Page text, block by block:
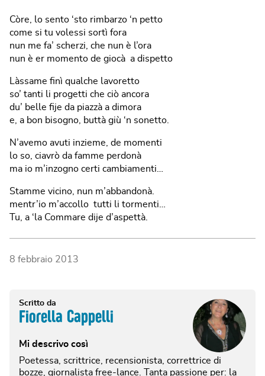
Còre, lo sento ‘sto rimbarzo ‘n petto
come si tu volessi sortì fora
nun me fa’ scherzi, che nun è l’ora
nun è er momento de giocà a dispetto
Làssame finì qualche lavoretto
so’ tanti li progetti che ciò ancora
du’ belle fije da piazzà a dimora
e, a bon bisogno, buttà giù ‘n sonetto.
N’avemo avuti inzieme, de momenti
lo so, ciavrò da famme perdonà
ma io m’inzogno certi cambiamenti…
Stamme vicino, nun m’abbandonà.
mentr’io m’accollo tutti li tormenti…
Tu, a ‘la Commare dije d’aspettà.
8 febbraio 2013
Scritto da
Fiorella Cappelli
Mi descrivo così
Poetessa, scrittrice, recensionista, correttrice di
bozze, giornalista free-lance. Tanta passione per: la